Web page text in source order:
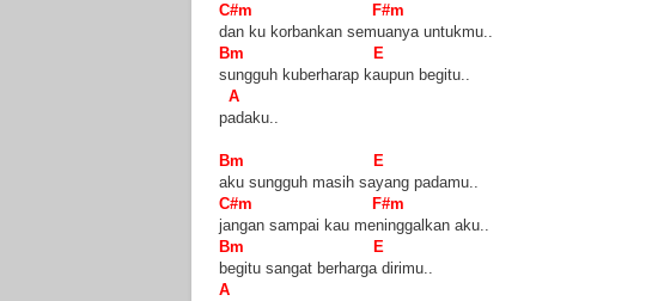
C#m F#m
dan ku korbankan semuanya untukmu..
Bm E
sungguh kuberharap kaupun begitu..
A
padaku..
Bm E
aku sungguh masih sayang padamu..
C#m F#m
jangan sampai kau meninggalkan aku..
Bm E
begitu sangat berharga dirimu..
A